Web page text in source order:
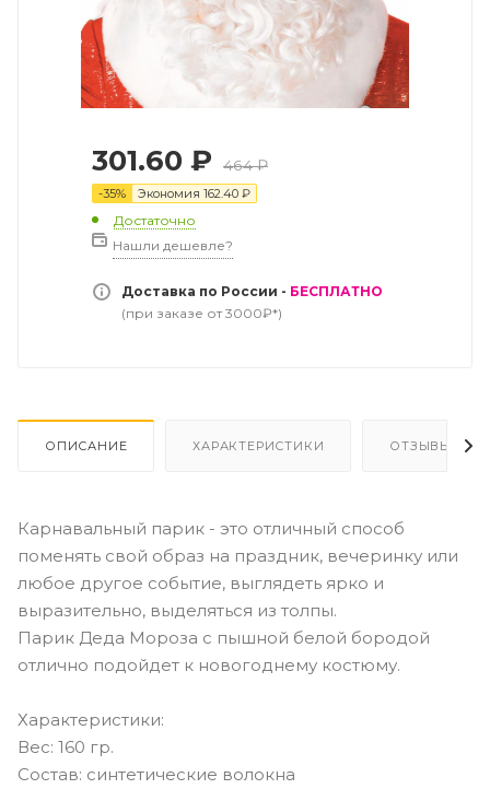
301.60 ₽ 464₽
-35% Экономия 162.40 ₽
Достаточно
Нашли дешевле?
Доставка по России - БЕСПЛАТНО
(при заказе от 3000₽*)
ОПИСАНИЕ ХАРАКТЕРИСТИКИ ОТЗЫВЫ
Карнавальный парик - это отличный способ
поменять свой образ на праздник, вечеринку или
любое другое событие, выглядеть ярко и
выразительно, выделяться из толпы.
Парик Деда Мороза с пышной белой бородой
отлично подойдет к новогоднему костюму.
Характеристики:
Вес: 160 гр.
Состав: синтетические волокна